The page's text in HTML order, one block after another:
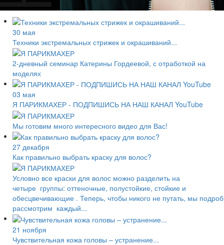
30 мая
Техники экстремальных стрижек и окрашиваний...
2-дневный семинар Катерины Гордеевой, с отработкой на
моделях
03 мая
Я ПАРИКМАХЕР - ПОДПИШИСЬ НА НАШ КАНАЛ YouTube
Мы готовим много интересного видео для Вас!
27 декабря
Как правильно выбрать краску для волос?
Условно все краски для волос можно разделить на
четыре группы: оттеночные, полустойкие, стойкие и
обесцвечивающие . Теперь, чтобы никого не путать, мы
рассмотрим каждый...
21 ноября
Чувствительная кожа головы – устранение...